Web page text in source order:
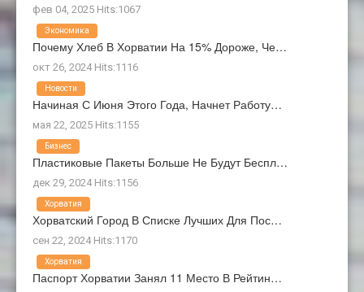
фев 04, 2025 Hits:1067
Почему Хлеб В Хорватии На 15% Дороже, Че…
окт 26, 2024 Hits:1116
Экономика
Начиная С Июня Этого Года, Начнет Работу…
мая 22, 2025 Hits:1155
Новости
Пластиковые Пакеты Больше Не Будут Беспл…
дек 29, 2024 Hits:1156
Бизнес
Хорватский Город В Списке Лучших Для Пос…
сен 22, 2024 Hits:1170
Хорватия
Паспорт Хорватии Занял 11 Место В Рейтин…
Хорватия